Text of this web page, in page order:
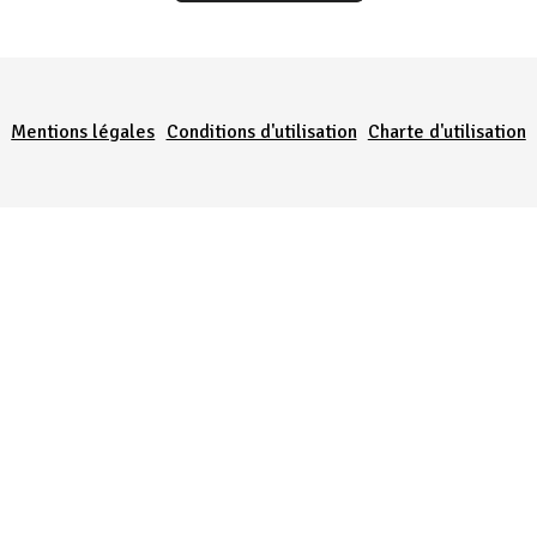
Mentions légales Conditions d'utilisation Charte d'utilisation